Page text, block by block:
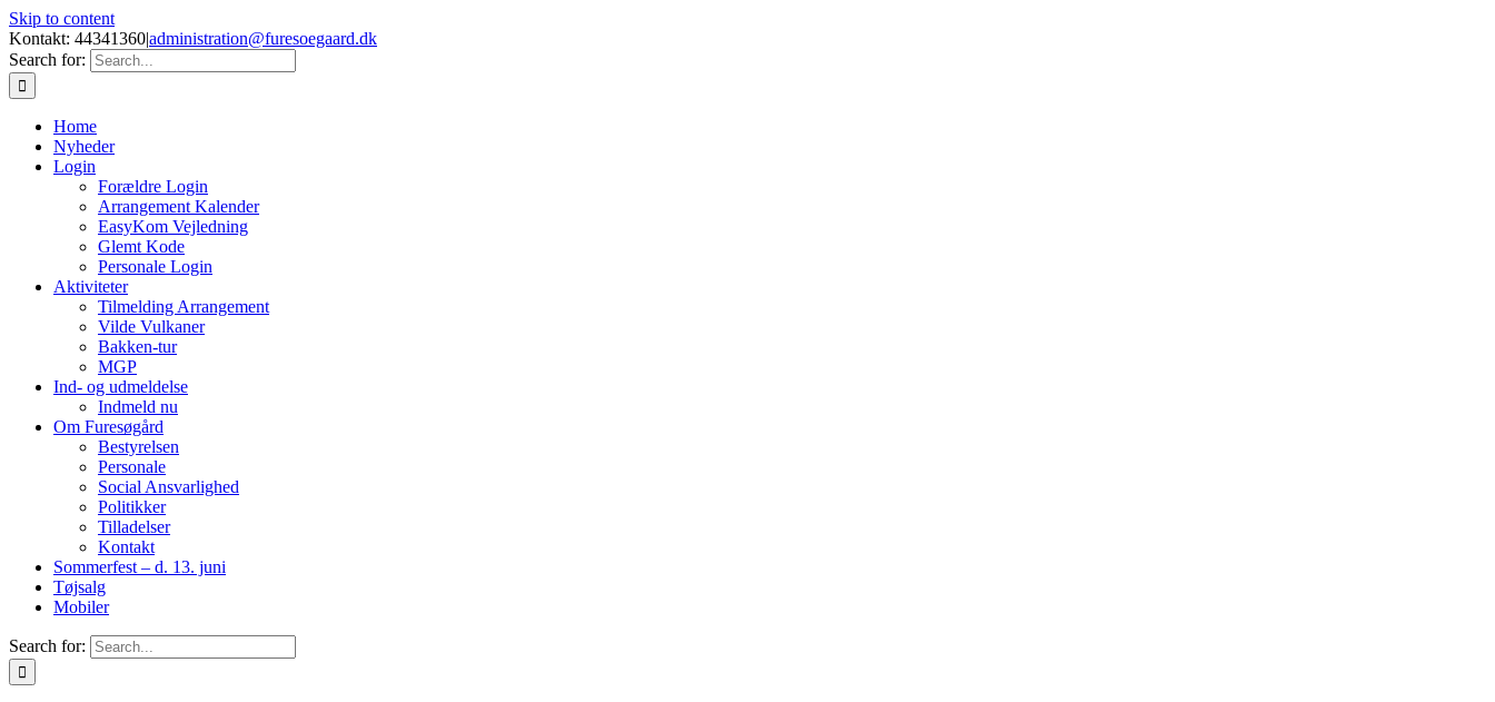
Skip to content
Kontakt: 44341360|administration@furesoegaard.dk
Search for:
Home
Nyheder
Login
Forældre Login
Arrangement Kalender
EasyKom Vejledning
Glemt Kode
Personale Login
Aktiviteter
Tilmelding Arrangement
Vilde Vulkaner
Bakken-tur
MGP
Ind- og udmeldelse
Indmeld nu
Om Furesøgård
Bestyrelsen
Personale
Social Ansvarlighed
Politikker
Tilladelser
Kontakt
Sommerfest – d. 13. juni
Tøjsalg
Mobiler
Search for: